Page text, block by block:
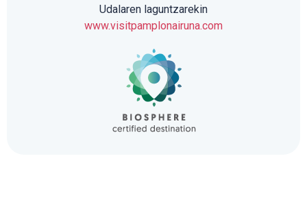
Udalaren laguntzarekin
www.visitpamplonairuna.com